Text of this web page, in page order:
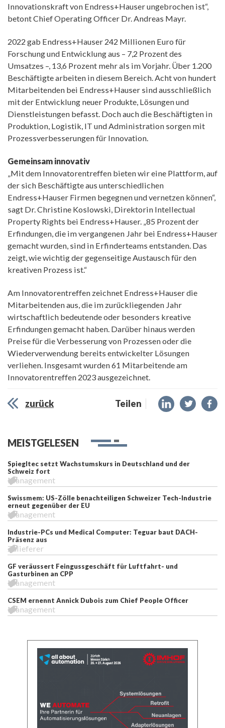
Innovationskraft von Endress+Hauser ungebrochen ist“,
betont Chief Operating Officer Dr. Andreas Mayr.
2022 gab Endress+Hauser 242 Millionen Euro für
Forschung und Entwicklung aus – 7,2 Prozent des
Umsatzes –, 13,6 Prozent mehr als im Vorjahr. Über 1.200
Beschäftigte arbeiten in diesem Bereich. Acht von hundert
Mitarbeitenden bei Endress+Hauser sind ausschließlich
mit der Entwicklung neuer Produkte, Lösungen und
Dienstleistungen befasst. Doch auch die Beschäftigten in
Produktion, Logistik, IT und Administration sorgen mit
Prozessverbesserungen für Innovation.
Gemeinsam innovativ
„Mit dem Innovatorentreffen bieten wir eine Plattform, auf
der sich Beschäftigte aus unterschiedlichen
Endress+Hauser Firmen begegnen und vernetzen können“,
sagt Dr. Christine Koslowski, Direktorin Intellectual
Property Rights bei Endress+Hauser. „85 Prozent der
Erfindungen, die im vergangenen Jahr bei Endress+Hauser
gemacht wurden, sind in Erfinderteams entstanden. Das
zeigt, wie wichtig der gegenseitige Austausch für den
kreativen Prozess ist.“
Am Innovatorentreffen zeichnet Endress+Hauser die
Mitarbeitenden aus, die im zurückliegenden Jahr
wirtschaftlich bedeutende oder besonders kreative
Erfindungen gemacht haben. Darüber hinaus werden
Preise für die Verbesserung von Prozessen oder die
Wiederverwendung bereits entwickelter Lösungen
verliehen. Insgesamt wurden 61 Mitarbeitende am
Innovatorentreffen 2023 ausgezeichnet.
zurück Teilen
MEISTGELESEN
Spiegltec setzt Wachstumskurs in Deutschland und der
Schweiz fort
Management
Swissmem: US-Zölle benachteiligen Schweizer Tech-Industrie
erneut gegenüber der EU
Management
Industrie-PCs und Medical Computer: Teguar baut DACH-
Präsenz aus
Zulieferer
GF veräussert Feingussgeschäft für Luftfahrt- und
Gasturbinen an CPP
Management
CSEM ernennt Annick Dubois zum Chief People Officer
Management